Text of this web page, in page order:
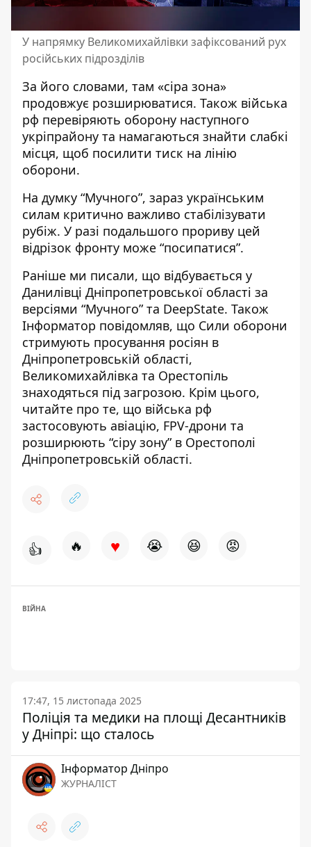
У напрямку Великомихайлівки зафіксований рух
російських підрозділів
За його словами, там «сіра зона»
продовжує розширюватися. Також війська
рф перевіряють оборону наступного
укріпрайону та намагаються знайти слабкі
місця, щоб посилити тиск на лінію
оборони.
На думку “Мучного”, зараз українським
силам критично важливо стабілізувати
рубіж. У разі подальшого прориву цей
відрізок фронту може “посипатися”.
Раніше ми писали, що відбувається у
Данилівці Дніпропетровської області за
версіями “Мучного” та DeepState. Також
Інформатор повідомляв, що Сили оборони
стримують просування росіян в
Дніпропетровській області,
Великомихайлівка та Орестопіль
знаходяться під загрозою. Крім цього,
читайте про те, що війська рф
застосовують авіацію, FPV-дрони та
розширюють “сіру зону” в Орестополі
Дніпропетровській області.
👍 🔥 ♥ 😭 😆 😡
ВІЙНА
17:47, 15 листопада 2025
Поліція та медики на площі Десантників
у Дніпрі: що сталось
Інформатор Дніпро
ЖУРНАЛІСТ